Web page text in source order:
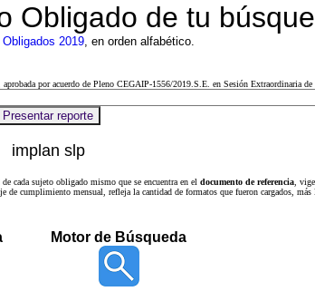
Obligado de tu
2019, en orden alfabético.
por acuerdo de Pleno CEGAIP-1556/2019.S.E. en Sesión Extraordinaria de
implan slp
cada sujeto obligado mismo que se encuentra en el documento de referencia ,
cumplimiento mensual, refleja la cantidad de formatos que fueron cargados,
Motor de Búsqueda